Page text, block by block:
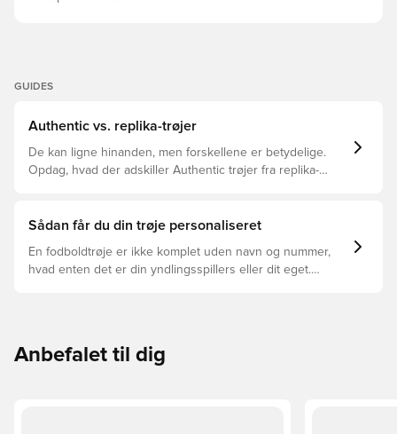
GUIDES
Authentic vs. replika-trøjer
De kan ligne hinanden, men forskellene er betydelige.
Opdag, hvad der adskiller Authentic trøjer fra replika-
Sådan får du din trøje personaliseret
En fodboldtrøje er ikke komplet uden navn og nummer,
hvad enten det er din yndlingsspillers eller dit eget.
Anbefalet til dig